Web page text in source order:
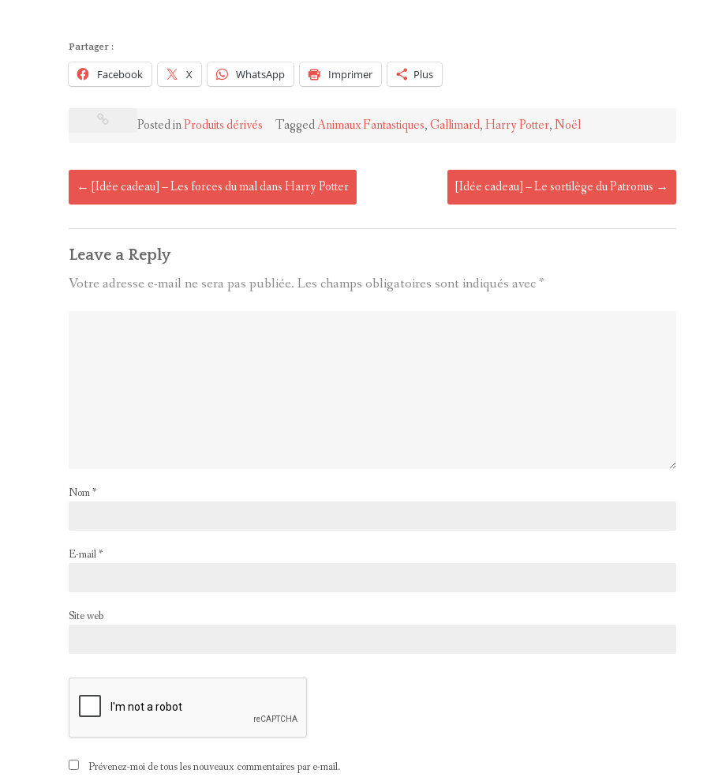
Partager :
Facebook X WhatsApp Imprimer Plus
Posted inProduits dérivés TaggedAnimaux Fantastiques,Gallimard,Harry Potter,Noël
Post
navigation
← [Idée cadeau] – Les forces du mal dans Harry Potter [Idée cadeau] – Le sortilège du Patronus →
Leave a Reply
Votre adresse e-mail ne sera pas publiée. Les champs obligatoires sont indiqués avec*
Nom*
E-mail*
Site web
Prévenez-moi de tous les nouveaux commentaires par e-mail.